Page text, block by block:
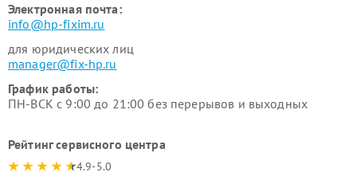
Электронная почта:
info@hp-fixim.ru
для юридических лиц
manager@fix-hp.ru
График работы:
ПН-ВСК с 9:00 до 21:00 без перерывов и выходных
Рейтинг сервисного центра
4.9-5.0